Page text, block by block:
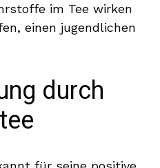
im Tee wirken
einen jugendlichen
durch